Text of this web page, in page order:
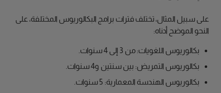
على سبيل المثال، تختلف فترات برامج البكالوريوس المختلفة، على
النحو الموضح أدناه:
بكالوريوس اللغويات: من 3 إلى 4 سنوات.
بكالوريوس التمريض: بين سنتين و4 سنوات.
بكالوريوس الهندسة المعمارية: 5 سنوات.